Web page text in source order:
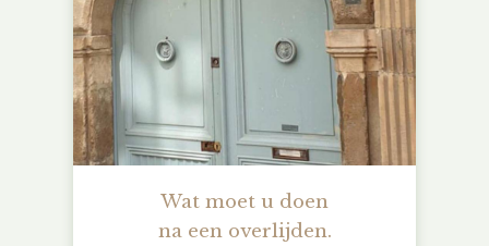
Wat moet u doen
na een overlijden.